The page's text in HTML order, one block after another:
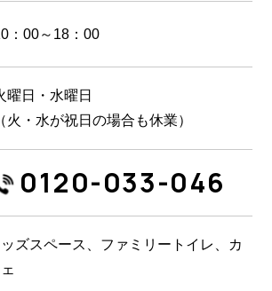
：00～18：00
曜日・水曜日
（火・水が祝日の場合も休業）
0120-033-046
ズスペース、ファミリートイレ、カ